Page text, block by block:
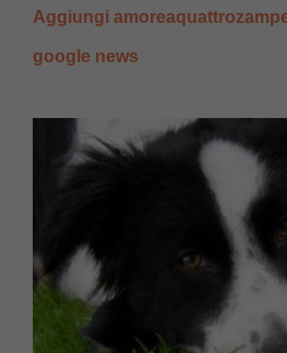
Aggiungi
google news